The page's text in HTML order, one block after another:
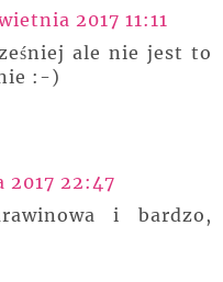
2017 11:11
ale nie jest to
:-)
2017 22:47
i bardzo,